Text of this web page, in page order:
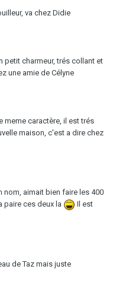
va chez Didie
petit charmeur, trés collant et
une amie de Célyne
meme caractère, il est trés
maison, c'est a dire chez
nom, aimait bien faire les 400
paire ces deux la
Il est
de Taz mais juste